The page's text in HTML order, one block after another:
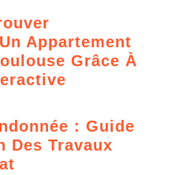
Appartement
Grâce À
: Guide
Des Travaux